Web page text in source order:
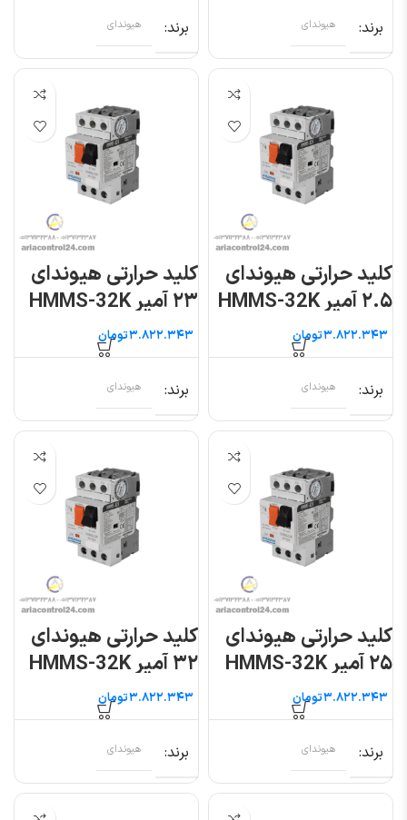
برند هیوندای برند هیوندای
کلید حرارتی هیوندای
۲.۵ آمپر HMMS-32K
تومان
برند هیوندای
کلید حرارتی هیوندای
۲۳ آمپر HMMS-32K
تومان
برند هیوندای
کلید حرارتی هیوندای
۲۵ آمپر HMMS-32K
تومان
برند هیوندای
کلید حرارتی هیوندای
۳۲ آمپر HMMS-32K
تومان
برند هیوندای